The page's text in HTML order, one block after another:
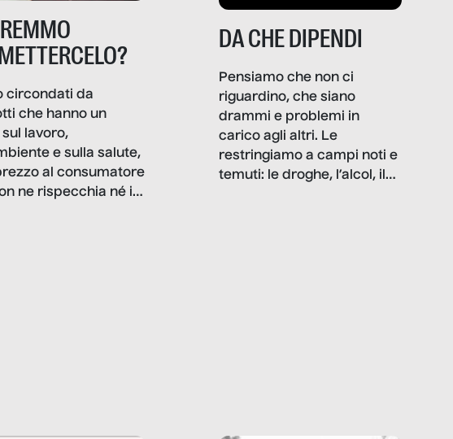
circondati da
che hanno un
lavoro,
e sulla salute,
al consumatore
ne rispecchia né il
DA CHE DIPENDI
Pensiamo che non ci
riguardino, che siano
drammi e problemi in
carico agli altri. Le
restringiamo a campi noti e
temuti: le droghe, l’alcol, il